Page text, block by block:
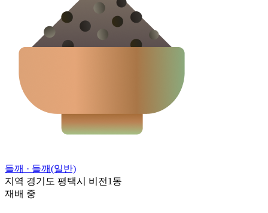
들깨 · 들깨(일반)
지역 경기도 평택시 비전1동
재배 중